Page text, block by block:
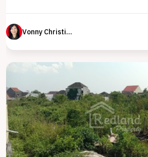
Vonny Christina